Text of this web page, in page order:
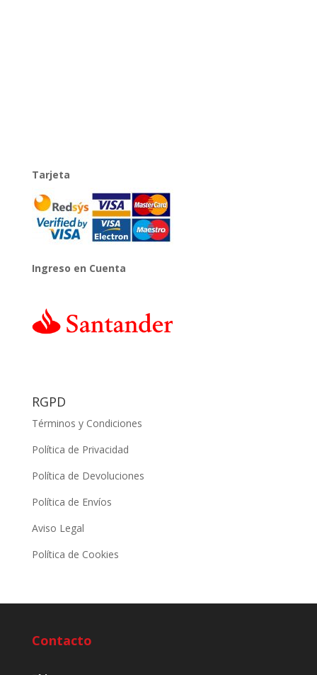
Tarjeta
Ingreso en Cuenta
RGPD
Términos y Condiciones
Política de Privacidad
Política de Devoluciones
Política de Envíos
Aviso Legal
Política de Cookies
Contacto